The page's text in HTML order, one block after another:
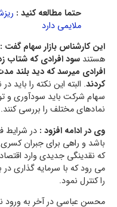
حتما مطالعه کنید :
ملایمی دارد
این کارشناس بازار سهام گفت :
هستند سود افرادی که شتاب
افرادی میرسد که دید بلند
کردند. البته این نکته را
سهام شرکت باید سودآوری و
نمادهای مختلف را بررسی کنند.
وی در ادامه افزود : در شرایط
باشد و راهی برای جبران
که نقدینگی جدیدی وارد
می رود که با سرمایه گذاری
را کنترل نمود.
محسن عباسی در آخر به ورود